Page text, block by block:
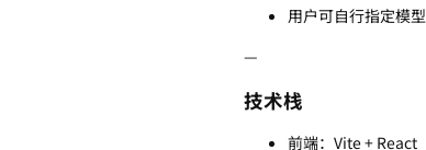
用户可自行指定模
—
技术栈
前端：Vite + React